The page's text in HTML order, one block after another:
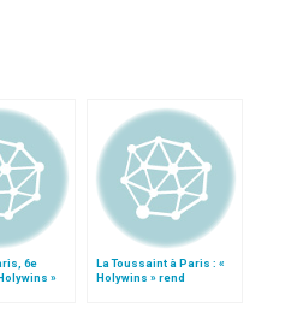
6e
»
La Toussaint à Paris : «
Holywins » rend